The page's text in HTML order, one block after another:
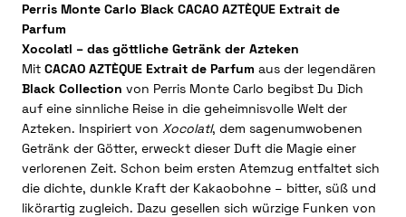
Perris Monte Carlo Black CACAO AZTÈQUE Extrait de
Parfum
Xocolatl – das göttliche Getränk der Azteken
Mit CACAO AZTÈQUE Extrait de Parfum aus der legendären
Black Collection von Perris Monte Carlo begibst Du Dich
auf eine sinnliche Reise in die geheimnisvolle Welt der
Azteken. Inspiriert von Xocolatl, dem sagenumwobenen
Getränk der Götter, erweckt dieser Duft die Magie einer
verlorenen Zeit. Schon beim ersten Atemzug entfaltet sich
die dichte, dunkle Kraft der Kakaobohne – bitter, süß und
likörartig zugleich. Dazu gesellen sich würzige Funken von